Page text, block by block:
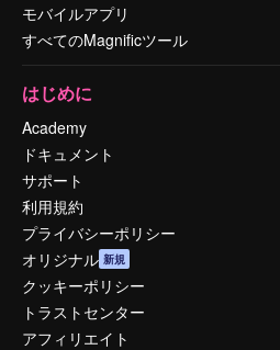
モバイルアプリ
すべてのMagnificツール
はじめに
Academy
ドキュメント
サポート
利用規約
プライバシーポリシー
オリジナル 新規
クッキーポリシー
トラストセンター
アフィリエイト